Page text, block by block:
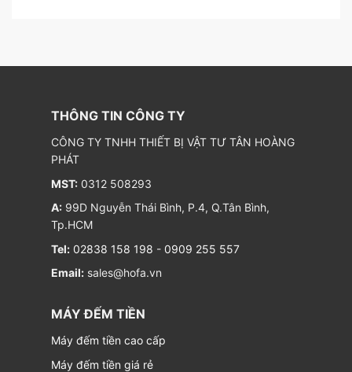
THÔNG TIN CÔNG TY
CÔNG TY TNHH THIẾT BỊ VẬT TƯ TÂN HOÀNG
PHÁT
MST: 0312 508293
A: 99D Nguyễn Thái Bình, P.4, Q.Tân Bình,
Tp.HCM
Tel: 02838 158 198 - 0909 255 557
Email: sales@hofa.vn
MÁY ĐẾM TIỀN
Máy đếm tiền cao cấp
Máy đếm tiền giá rẻ